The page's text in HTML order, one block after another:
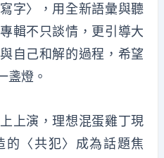
字〉，用全新語彙與聽
輯不只談情，更引導大
自己和解的過程，希望
盞燈。
上演，理想混蛋雞丁現
的〈共犯〉成為話題焦